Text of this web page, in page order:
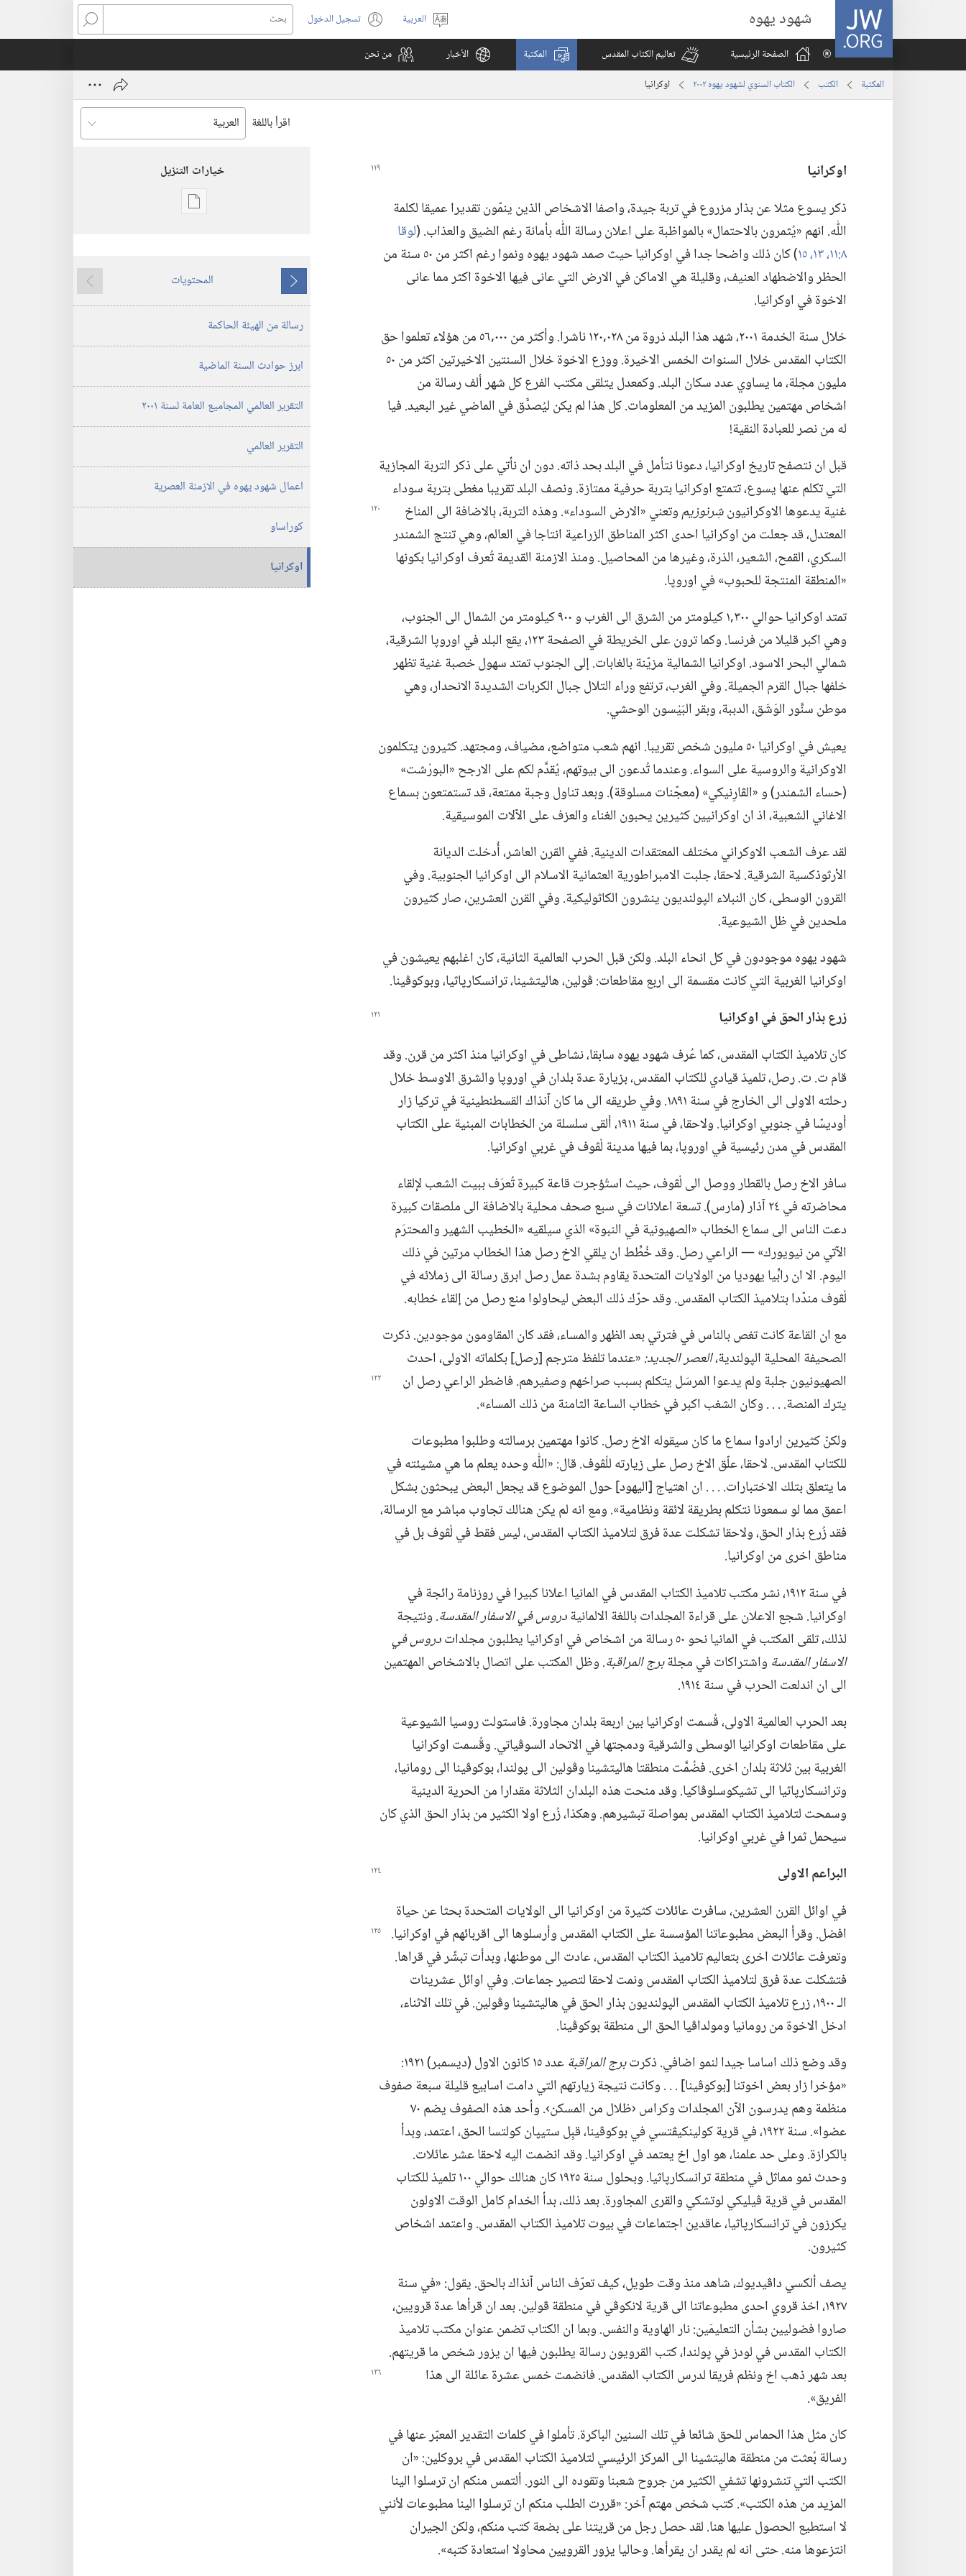
JW.ORG شهود يهوه
اختر
اللغة
العربية تسجيل الدخول
(يفتح
نافذة
بحث
الصفحة الرئيسية
تعاليم الكتاب المقدس المكتبة الأخبار من نحن
المكتبة الكتب الكتاب السنوي لشهود يهوه ٢٠٠٢ اوكرانيا
اقرأ باللغة
اوكرانيا
ذكر يسوع مثلا عن بذار مزروع في تربة جيدة،‏ واصفا الاشخاص الذين ينمّون تقديرا عميقا لكلمة
اللّٰه.‏ انهم «يُثمرون بالاحتمال» بالمواظبة على اعلان رسالة اللّٰه بأمانة رغم الضيق والعذاب.‏ (‏لوقا
٨:‏١١،‏
‏)‏ كان ذلك واضحا جدا في اوكرانيا حيث صمد شهود يهوه ونموا رغم اكثر من ٥٠ سنة من
الحظر والاضطهاد العنيف،‏ وقليلة هي الاماكن في الارض التي عانى فيها الاخوة اكثر مما عانى
الاخوة في اوكرانيا.‏
خلال سنة الخدمة ٢٠٠١،‏ شهد هذا البلد ذروة من ٠٢٨‏,١٢٠ ناشرا.‏ وأكثر من ٠٠٠‏,٥٦ من هؤلاء تعلموا حق
الكتاب المقدس خلال السنوات الخمس الاخيرة.‏ ووزع الاخوة خلال السنتين الاخيرتين اكثر من ٥٠
مليون مجلة،‏ ما يساوي عدد سكان البلد.‏ وكمعدل يتلقى مكتب الفرع كل شهر ألف رسالة من
اشخاص مهتمين يطلبون المزيد من المعلومات.‏ كل هذا لم يكن ليُصدَّق في الماضي غير البعيد.‏ فيا
له من نصر للعبادة النقية!‏
قبل ان نتصفح تاريخ اوكرانيا،‏ دعونا نتأمل في البلد بحد ذاته.‏ دون ان نأتي على ذكر التربة المجازية
التي تكلم عنها يسوع،‏ تتمتع اوكرانيا بتربة حرفية ممتازة.‏ ونصف البلد تقريبا مغطى بتربة سوداء
غنية يدعوها الاوكرانيونشِرنوزيموتعني «الارض السوداء».‏ وهذهالتربة،‏ بالاضافة الى المناخ
المعتدل،‏ قد جعلت من اوكرانيا احدى اكثر المناطق الزراعية انتاجا في العالم،‏ وهي تنتج الشمندر
السكري،‏ القمح،‏ الشعير،‏ الذرة،‏ وغيرها من المحاصيل.‏ ومنذ الازمنة القديمة تُعرف اوكرانيا بكونها
«المنطقة المنتجة للحبوب» في اوروپا.‏
تمتد اوكرانيا حوالي ٣٠٠‏,١ كيلومتر من الشرق الى الغرب و ٩٠٠ كيلومتر من الشمال الى الجنوب،‏
وهي اكبر قليلا من فرنسا.‏ وكما ترون على الخريطة في الصفحة ١٢٣،‏ يقع البلد في اوروپا الشرقية،‏
شمالي البحر الاسود.‏ اوكرانيا الشمالية مزيّنة بالغابات.‏ إلى الجنوب تمتد سهول خصبة غنية تظهر
خلفها جبال القرم الجميلة.‏ وفي الغرب،‏ ترتفع وراء التلال جبال الكربات الشديدة الانحدار،‏ وهي
موطن سنَّور الوَشَق،‏ الدببة،‏ وبقر البَيْسون الوحشي.‏
يعيش في اوكرانيا ٥٠ مليون شخص تقريبا.‏ انهم شعب متواضع،‏ مضياف،‏ ومجتهد.‏ كثيرون يتكلمون
الاوكرانية والروسية على السواء.‏ وعندما تُدعون الى بيوتهم،‏ يُقدَّم لكم على الارجح «البورْشت»
(‏حساء الشمندر)‏ و «الڤارِنيكي» (‏معجّنات مسلوقة)‏.‏ وبعد تناول وجبة ممتعة،‏ قد تستمتعون بسماع
الاغاني الشعبية،‏ اذ ان اوكرانيين كثيرين يحبون الغناء والعزف على الآلات الموسيقية.‏
لقد عرف الشعب الاوكراني مختلف المعتقدات الدينية.‏ ففي القرن العاشر،‏ أُدخلت الديانة
الأرثوذكسية الشرقية.‏ لاحقا،‏ جلبت الامبراطورية العثمانية الاسلام الى اوكرانيا الجنوبية.‏ وفي
القرون الوسطى،‏ كان النبلاء الپولنديون ينشرون الكاثوليكية.‏ وفي القرن العشرين،‏ صار كثيرون
ملحدين في ظل الشيوعية.‏
شهود يهوه موجودون في كل انحاء البلد.‏ ولكن قبل الحرب العالمية الثانية،‏ كان اغلبهم يعيشون في
اوكرانيا الغربية التي كانت مقسمة الى اربع مقاطعات:‏ ڤولين،‏ هاليتشينا،‏ ترانسكارپاثيا،‏ وبوكوڤينا.‏
زرع بذار الحق في اوكرانيا
كان تلاميذ الكتاب المقدس،‏ كما عُرف شهود يهوه سابقا،‏ نشاطى في اوكرانيا منذ اكثر من قرن.‏ وقد
قام ت.‏ ت.‏ رصل،‏ تلميذ قيادي للكتاب المقدس،‏ بزيارة عدة بلدان في اوروپا والشرق الاوسط خلال
رحلته الاولى الى الخارج في سنة ١٨٩١.‏ وفي طريقه الى ما كان آنذاك القسطنطينية في تركيا زار
أوديسّا في جنوبي اوكرانيا.‏ ولاحقا،‏ في سنة ١٩١١،‏ ألقى سلسلة من الخطابات المبنية على الكتاب
المقدس في مدن رئيسية في اوروپا،‏ بما فيها مدينة لْڤوف في غربي اوكرانيا.‏
سافر الاخ رصل بالقطار ووصل الى لْڤوف،‏ حيث استُؤجرت قاعة كبيرة تُعرَف ببيت الشعب لإلقاء
محاضرته في ٢٤ آذار (‏مارس)‏.‏ تسعة اعلانات في سبع صحف محلية بالاضافة الى ملصقات كبيرة
دعت الناس الى سماع الخطاب «الصهيونية في النبوة» الذي سيلقيه «الخطيب الشهير والمحترَم
الآتي من نيويورك» —‏ الراعي رصل.‏ وقد خُطِّط ان يلقي الاخ رصل هذا الخطاب مرتين في ذلك
اليوم.‏ الا ان رابِّيا يهوديا من الولايات المتحدة يقاوم بشدة عمل رصل ابرق رسالة الى زملائه في
لْڤوف مندّدا بتلاميذ الكتاب المقدس.‏ وقد حرّك ذلك البعض ليحاولوا منع رصل من إلقاء خطابه.‏
مع ان القاعة كانت تغص بالناس في فترتي بعد الظهر والمساء،‏ فقد كان المقاومون موجودين.‏ ذكرت
الصحيفة المحلية الپولندية،‏العصر الجديد:‏«عندما تلفظ مترجم [رصل] بكلماته الاولى،‏ احدث
الصهيونيونجلبة ولم يدعوا المرسَل يتكلم بسبب صراخهم وصفيرهم.‏ فاضطر الراعي رصل ان
يترك المنصة.‏ .‏ .‏ .‏ وكان الشغب اكبر في خطاب الساعة الثامنة من ذلك المساء».‏
ولكنّ كثيرين ارادوا سماع ما كان سيقوله الاخ رصل.‏ كانوا مهتمين برسالته وطلبوا مطبوعات
للكتاب المقدس.‏ لاحقا،‏ علّق الاخ رصل على زيارته للْڤوف.‏ قال:‏ «اللّٰه وحده يعلم ما هي مشيئته في
ما يتعلق بتلك الاختبارات.‏ .‏ .‏ .‏ ان اهتياج [اليهود] حول الموضوع قد يجعل البعض يبحثون بشكل
اعمق مما لو سمعونا نتكلم بطريقة لائقة ونظامية».‏ ومع انه لم يكن هنالك تجاوب مباشر مع الرسالة،‏
فقد زُرع بذار الحق،‏ ولاحقا تشكلت عدة فرق لتلاميذ الكتاب المقدس،‏ ليس فقط في لْڤوف بل في
مناطق اخرى من اوكرانيا.‏
في سنة ١٩١٢،‏ نشر مكتب تلاميذ الكتاب المقدس في المانيا اعلانا كبيرا في روزنامة رائجة في
اوكرانيا.‏ شجع الاعلان على قراءة المجلدات باللغة الالمانيةدروس في الاسفار المقدسة.‏ونتيجة
لذلك،‏ تلقى المكتب في المانيا نحو ٥٠ رسالة من اشخاص في اوكرانيا يطلبون مجلدات
دروس في
الاسفار المقدسة واشتراكات في مجلةبرج المراقبة.‏وظل المكتب على اتصال بالاشخاص المهتمين
الى ان اندلعت الحرب في سنة ١٩١٤.‏
بعد الحرب العالمية الاولى،‏ قُسمت اوكرانيا بين اربعة بلدان مجاورة.‏ فاستولت روسيا الشيوعية
على مقاطعات اوكرانيا الوسطى والشرقية ودمجتها في الاتحاد السوڤياتي.‏ وقُسمت اوكرانيا
الغربية بين ثلاثة بلدان اخرى.‏ فضُمَّت منطقتا هاليتشينا وڤولين الى پولندا،‏ بوكوڤينا الى رومانيا،‏
وترانسكارپاثيا الى تشيكوسلوڤاكيا.‏ وقد منحت هذه البلدان الثلاثة مقدارا من الحرية الدينية
وسمحت لتلاميذ الكتاب المقدس بمواصلة تبشيرهم.‏ وهكذا،‏ زُرع اولا الكثير من بذار الحق الذي كان
سيحمل ثمرا في غربي اوكرانيا.‏
البراعم الاولى
في اوائل القرن العشرين،‏ سافرت عائلات كثيرة من اوكرانيا الى الولايات المتحدة بحثا عن حياة
افضل.‏ وقرأ البعض مطبوعاتنا المؤسسة على الكتاب المقدس وأرسلوها الى اقربائهم في اوكرانيا.‏
وتعرفت عائلات اخرى بتعاليم تلاميذ الكتاب المقدس،‏ عادت الى موطنها،‏ وبدأت تبشّر في قراها.‏
فتشكلت عدة فرق لتلاميذ الكتاب المقدس ونمت لاحقا لتصير جماعات.‏ وفي اوائل عشرينات
الـ‍ ١٩٠٠،‏ زرع تلاميذ الكتاب المقدس الپولنديون بذار الحق في هاليتشينا وڤولين.‏ في تلك الاثناء،‏
ادخل الاخوة من رومانيا ومولداڤيا الحق الى منطقة بوكوڤينا.‏
وقد وضع ذلك اساسا جيدا لنمو اضافي.‏ ذكرتبرج المراقبة
عدد ١٥ كانون الاول (‏ديسمبر)‏ ١٩٢١:‏
«مؤخرا زار بعض اخوتنا [بوكوڤينا] .‏ .‏ .‏ وكانت نتيجة زيارتهم التي دامت اسابيع قليلة سبعة صفوف
منظمة وهم يدرسون الآن المجلدات وكراس ‹ظلال من المسكن›.‏ وأحد هذه الصفوف يضم ٧٠
عضوا».‏ سنة ١٩٢٢،‏ في قرية كولينكيڤتسي في بوكوڤينا،‏ قبِل ستيپان كولتسا الحق،‏ اعتمد،‏ وبدأ
بالكرازة.‏ وعلى حد علمنا،‏ هو اول اخ يعتمد في اوكرانيا.‏ وقد انضمت اليه لاحقا عشر عائلات.‏
وحدث نمو مماثل في منطقة ترانسكارپاثيا.‏ وبحلول سنة ١٩٢٥ كان هنالك حوالي ١٠٠ تلميذ للكتاب
المقدس في قرية ڤيليكي لوتشكي والقرى المجاورة.‏ بعد ذلك،‏ بدأ الخدام كامل الوقت الاولون
يكرزون في ترانسكارپاثيا،‏ عاقدين اجتماعات في بيوت تلاميذ الكتاب المقدس.‏ واعتمد اشخاص
كثيرون.‏
يصف ألكسي داڤيديوك،‏ شاهد منذ وقت طويل،‏ كيف تعرّف الناس آنذاك بالحق.‏ يقول:‏ «في سنة
١٩٢٧،‏ اخذ قروي احدى مطبوعاتنا الى قرية لانكوڤي في منطقة ڤولين.‏ بعد ان قرأها عدة قرويين،‏
صاروا فضوليين بشأن التعليمَين:‏ نار الهاوية والنفس.‏ وبما ان الكتاب تضمن عنوان مكتب تلاميذ
الكتاب المقدس في لودز في پولندا،‏ كتب القرويون رسالة يطلبون فيها ان يزور شخص ما قريتهم.‏
بعد شهر ذهب اخ ونظم فريقا لدرس الكتاب المقدس.‏ فانضمت خمس عشرة عائلة الى هذا
الفريق».‏
كان مثل هذا الحماس للحق شائعا في تلك السنين الباكرة.‏ تأملوا في كلمات التقدير المعبّر عنها في
رسالة بُعثت من منطقة هاليتشينا الى المركز الرئيسي لتلاميذ الكتاب المقدس في بروكلين:‏ «ان
الكتب التي تنشرونها تشفي الكثير من جروح شعبنا وتقوده الى النور.‏ ألتمس منكم ان ترسلوا الينا
المزيد من هذه الكتب».‏ كتب شخص مهتم آخر:‏ «قررت الطلب منكم ان ترسلوا الينا مطبوعات لأنني
لا استطيع الحصول عليها هنا.‏ لقد حصل رجل من قريتنا على بضعة كتب منكم،‏ ولكن الجيران
انتزعوها منه.‏ حتى انه لم يقدر ان يقرأها.‏ وحاليا يزور القرويين محاولا استعادة كتبه».‏
خيارات التنزيل
خيارات
السنوي
لشهود
٢٠٠٢
ما
يسبق
المحتويات
ما
يلي
رسالة من الهيئة الحاكمة
ابرز حوادث السنة الماضية
التقرير العالمي المجاميع العامة لسنة ٢٠٠١
التقرير العالمي
اعمال شهود يهوه في الازمنة العصرية
كوراساو
اوكرانيا